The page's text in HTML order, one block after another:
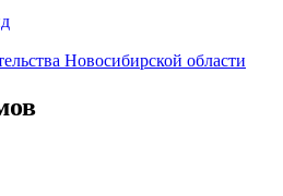
Новосибирской области